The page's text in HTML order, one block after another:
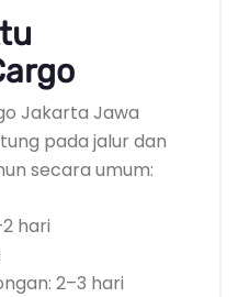
Jakarta Jawa
pada jalur dan
secara umum:
hari
2–3 hari